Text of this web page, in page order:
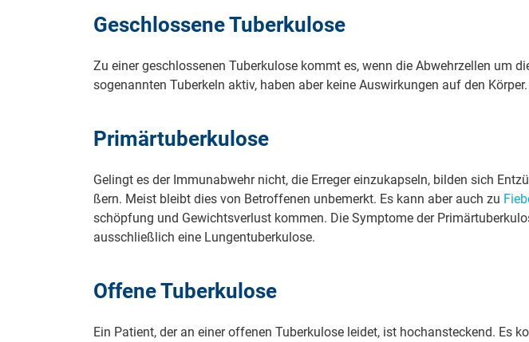
Ge­schlos­se­ne Tu­ber­ku­lo­se
Zu einer ge­schlos­se­nen Tu­ber­ku­lo­se kommt es, wenn die Ab­wehr­zel­len um
so­ge­nann­ten Tu­ber­keln aktiv, haben aber keine Aus­wir­kun­gen auf den
Pri­mär­tu­ber­ku­lo­se
Gelingt es der Im­mu­n­ab­wehr nicht, die Er­re­ger ein­zu­kap­seln, bilden sich
ßern. Meist bleibt dies von Be­trof­fe­nen un­be­merkt. Es kann aber auch zu
schöp­fung und Ge­wichts­ver­lust kommen. Die Sym­pto­me der
aus­schließ­lich eine Lun­gen­tu­ber­ku­lo­se.
Of­fe­ne Tu­ber­ku­lo­se
Ein Pa­ti­ent, der an einer of­fe­nen Tu­ber­ku­lo­se leidet, ist hoch­an­ste­ckend. Es